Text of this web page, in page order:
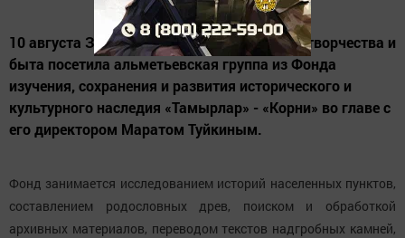
10 августа Зиреклинский музей народного творчества и
быта посетила альметьевская группа из Фонда
изучения, сохранения и развития исторического и
культурного наследия «Тамырлар» - «Корни» во главе с
его директором Маратом Туйкиным.
Фонд занимается исследованием историй населенных пунктов,
составлением родословных древ, поиском и обработкой
архивных материалов, переводом текстов надгробных камней,